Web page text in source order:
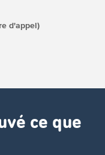
d'appel)
ce que